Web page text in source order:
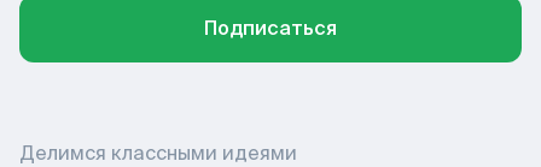
Подписаться
Делимся классными идеями